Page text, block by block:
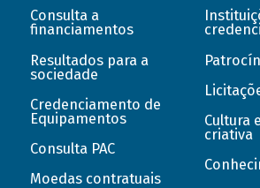
Consulta a
financiamentos
Resultados para a
sociedade
Credenciamento de
Equipamentos
Consulta PAC
Moedas contratuais
Cultura
criativa